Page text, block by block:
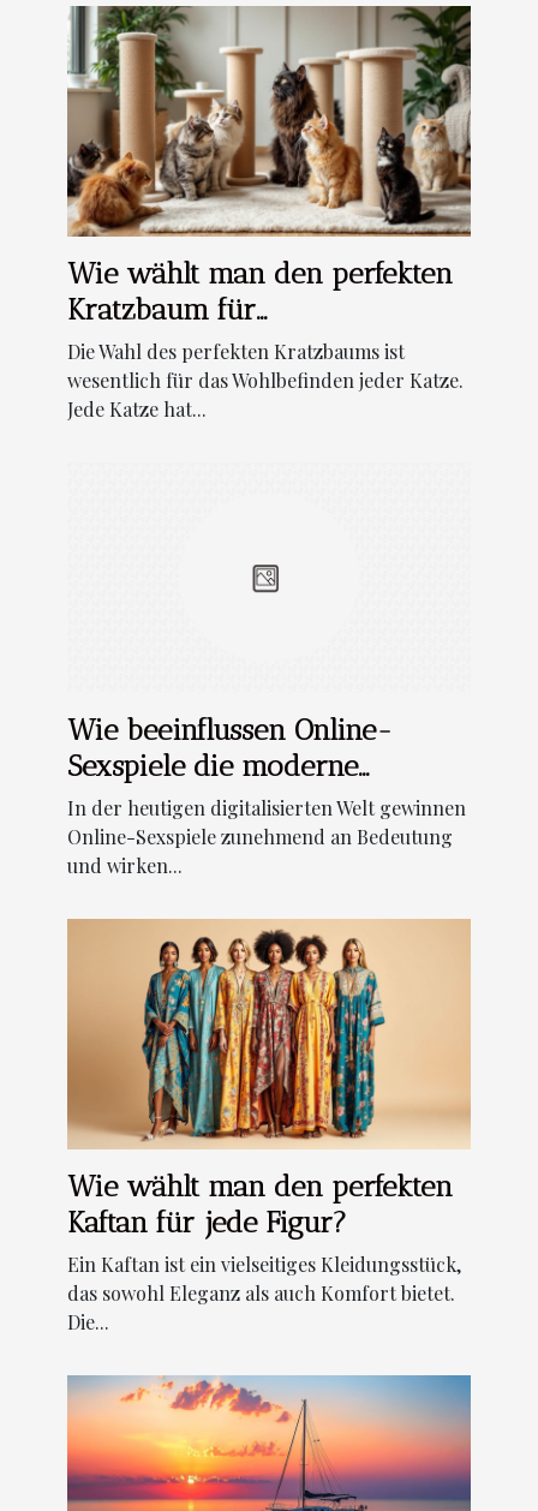
Wie wählt man den perfekten
Kratzbaum für
unterschiedliche Katzentypen?
Die Wahl des perfekten Kratzbaums ist
wesentlich für das Wohlbefinden jeder Katze.
Jede Katze hat...
Wie beeinflussen Online-
Sexspiele die moderne
Beziehungen?
In der heutigen digitalisierten Welt gewinnen
Online-Sexspiele zunehmend an Bedeutung
und wirken...
Wie wählt man den perfekten
Kaftan für jede Figur?
Ein Kaftan ist ein vielseitiges Kleidungsstück,
das sowohl Eleganz als auch Komfort bietet.
Die...